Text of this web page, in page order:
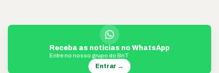
Receba as notícias no WhatsApp
Entre no nosso grupo do BnT
Entrar →